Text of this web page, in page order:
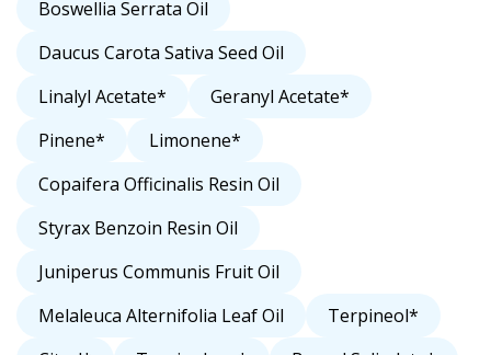
Boswellia Serrata Oil
Daucus Carota Sativa Seed Oil
Linalyl Acetate*
Geranyl Acetate*
Pinene*
Limonene*
Copaifera Officinalis Resin Oil
Styrax Benzoin Resin Oil
Juniperus Communis Fruit Oil
Melaleuca Alternifolia Leaf Oil
Terpineol*